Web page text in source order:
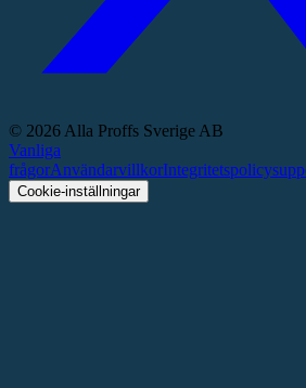
© 2026 Alla Proffs Sverige AB
Vanliga
frågorAnvändarvillkorIntegritetspolicy
Cookie-inställningar